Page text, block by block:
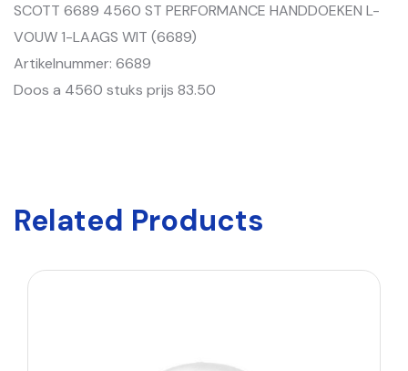
SCOTT 6689 4560 ST PERFORMANCE HANDDOEKEN L-
VOUW 1-LAAGS WIT (6689)
Artikelnummer: 6689
Doos a 4560 stuks prijs 83.50
Related Products